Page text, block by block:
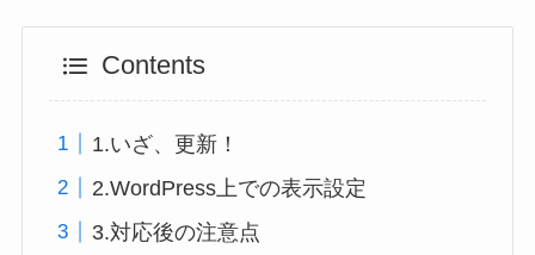
Contents
1.いざ、更新！
2.WordPress上での表示設定
3.対応後の注意点